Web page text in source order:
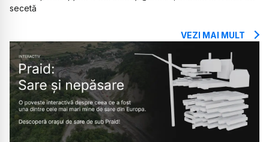
secetă
VEZI MAI MULT